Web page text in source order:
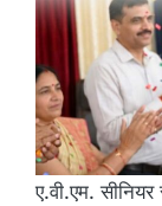
ए.वी.एम.